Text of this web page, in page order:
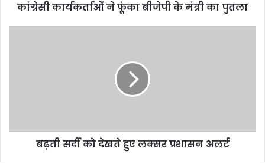
कांग्रेसी कार्यकर्ताओं ने फूंका बीजेपी के मंत्री का पुतला
बढ़ती सर्दी को देखते हुए लक्सर प्रशासन अलर्ट